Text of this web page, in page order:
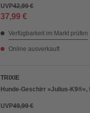
UVP42,99 €
37,99 €
Verfügbarkeit im Markt prüfen
Online ausverkauft
TRIXIE
Hunde-Geschirr »Julius-K9®«,
UVP49,99 €